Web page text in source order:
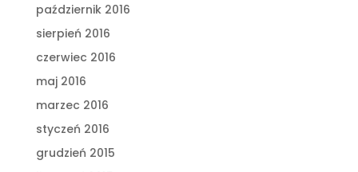
październik 2016
sierpień 2016
czerwiec 2016
maj 2016
marzec 2016
styczeń 2016
grudzień 2015